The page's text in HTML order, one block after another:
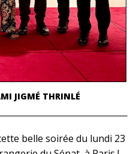
JIGMÉ THRINLÉ
belle soirée du lundi 23